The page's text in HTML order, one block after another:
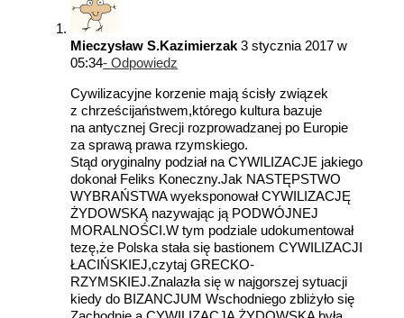
Mieczysław S.Kazimierzak 3 stycznia 2017 w
05:34- Odpowiedz
Cywilizacyjne korzenie mają ścisły związek
z chrześcijaństwem,którego kultura bazuje
na antycznej Grecji rozprowadzanej po Europie
za sprawą prawa rzymskiego.
Stąd oryginalny podział na CYWILIZACJE jakiego
dokonał Feliks Koneczny.Jak NASTĘPSTWO
WYBRAŃSTWA wyeksponował CYWILIZACJĘ
ŻYDOWSKĄ nazywając ją PODWÓJNEJ
MORALNOŚCI.W tym podziale udokumentował
tezę,że Polska stała się bastionem CYWILIZACJI
ŁACIŃSKIEJ,czytaj GRECKO-
RZYMSKIEJ.Znalazła się w najgorszej sytuacji
kiedy do BIZANCJUM Wschodniego zbliżyło się